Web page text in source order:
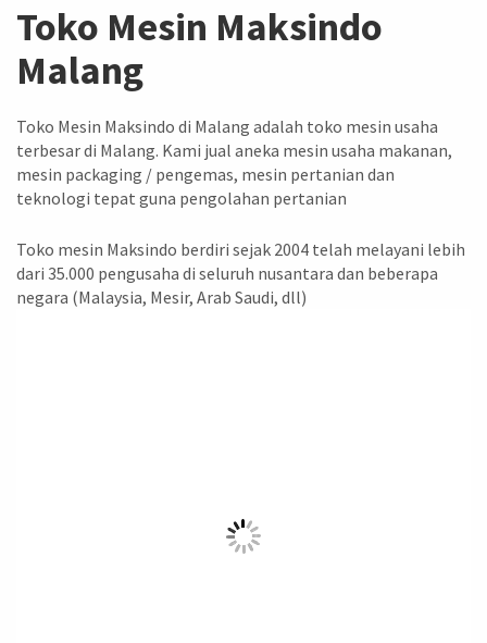
Toko Mesin Maksindo
Malang
Toko Mesin Maksindo di Malang adalah toko mesin usaha
terbesar di Malang. Kami jual aneka mesin usaha makanan,
mesin packaging / pengemas, mesin pertanian dan
teknologi tepat guna pengolahan pertanian
Toko mesin Maksindo berdiri sejak 2004 telah melayani lebih
dari 35.000 pengusaha di seluruh nusantara dan beberapa
negara (Malaysia, Mesir, Arab Saudi, dll)